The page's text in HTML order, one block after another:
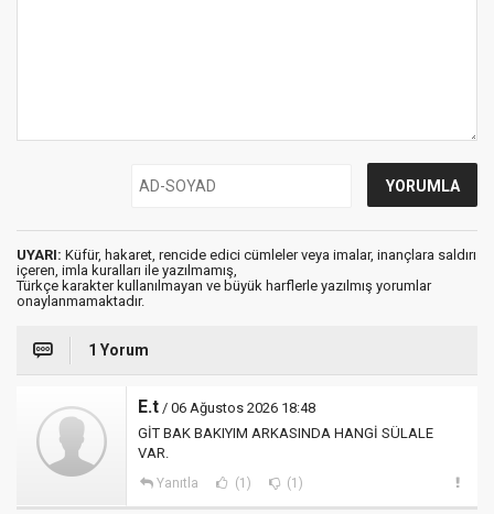
UYARI: Küfür, hakaret, rencide edici cümleler veya imalar, inançlara saldırı
içeren, imla kuralları ile yazılmamış,
Türkçe karakter kullanılmayan ve büyük harflerle yazılmış yorumlar
onaylanmamaktadır.
1 Yorum
E.t / 06 Ağustos 2026 18:48
GİT BAK BAKIYIM ARKASINDA HANGİ SÜLALE
VAR.
Yanıtla (1) (1)